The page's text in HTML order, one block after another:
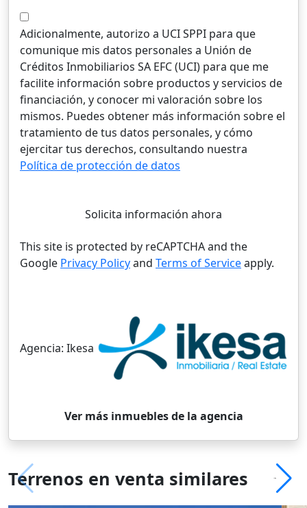
Adicionalmente, autorizo a UCI SPPI para que
comunique mis datos personales a Unión de
Créditos Inmobiliarios SA EFC (UCI) para que me
facilite información sobre productos y servicios de
financiación, y conocer mi valoración sobre los
mismos. Puedes obtener más información sobre el
tratamiento de tus datos personales, y cómo
ejercitar tus derechos, consultando nuestra
Política de protección de datos
Solicita información ahora
This site is protected by reCAPTCHA and the
Google Privacy Policyand Terms of Serviceapply.
Agencia: Ikesa
Ver más inmuebles de la agencia
Terrenos en venta similares